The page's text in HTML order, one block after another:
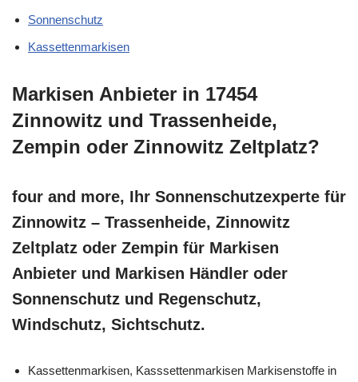
Sonnenschutz
Kassettenmarkisen
Markisen Anbieter in 17454
Zinnowitz und Trassenheide,
Zempin oder Zinnowitz Zeltplatz?
four and more, Ihr Sonnenschutzexperte für
Zinnowitz – Trassenheide, Zinnowitz
Zeltplatz oder Zempin für Markisen
Anbieter und Markisen Händler oder
Sonnenschutz und Regenschutz,
Windschutz, Sichtschutz.
Kassettenmarkisen, Kasssettenmarkisen Markisenstoffe in